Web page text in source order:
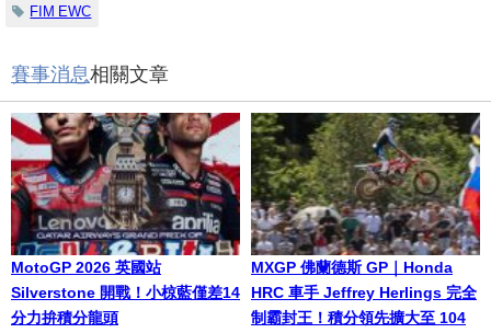
FIM EWC
賽事消息相關文章
MotoGP 2026 英國站
Silverstone 開戰！小椋藍僅差14
分力拚積分龍頭
MXGP 佛蘭德斯 GP｜Honda
HRC 車手 Jeffrey Herlings 完全
制霸封王！積分領先擴大至 104